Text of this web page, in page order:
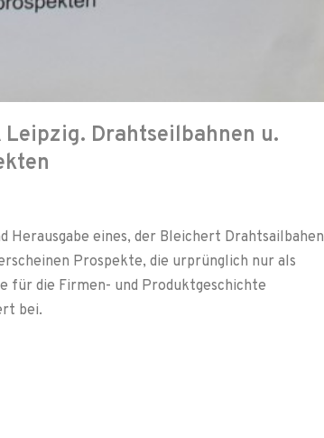
Drahtseilbahnen u.
Herausgabe eines, der Bleichert Drahtsailbahen
Prospekte, die urprünglich nur als
für die Firmen- und Produktgeschichte
bei.